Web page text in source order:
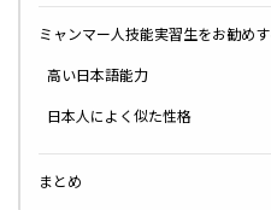
ミャンマー人技能実習生をお勧め
高い日本語能力
日本人によく似た性格
まとめ